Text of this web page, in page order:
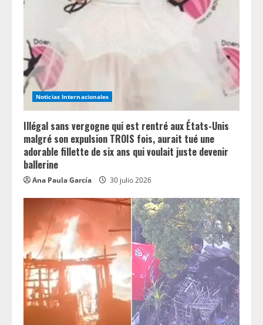
d
i
n
g
Noticias Internacionales
Illégal sans vergogne qui est rentré aux États-Unis
malgré son expulsion TROIS fois, aurait tué une
adorable fillette de six ans qui voulait juste devenir
ballerine
Ana Paula García 30 julio 2026